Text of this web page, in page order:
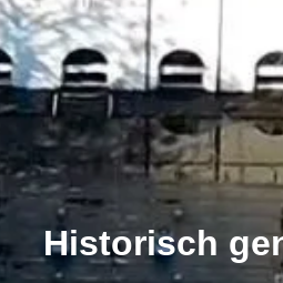
Historisch